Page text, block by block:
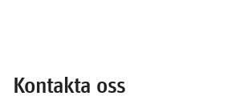
Kontakta oss